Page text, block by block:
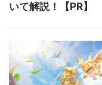
いて解説！【PR】